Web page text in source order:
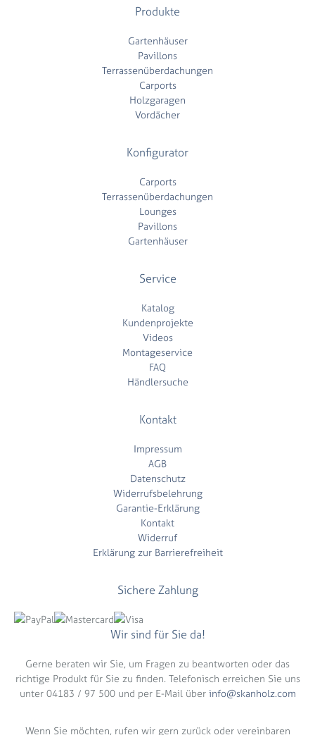
Produkte
Gartenhäuser
Pavillons
Terrassenüberdachungen
Carports
Holzgaragen
Vordächer
Konfigurator
Carports
Terrassenüberdachungen
Lounges
Pavillons
Gartenhäuser
Service
Katalog
Kundenprojekte
Videos
Montageservice
FAQ
Händlersuche
Kontakt
Impressum
AGB
Datenschutz
Widerrufsbelehrung
Garantie-Erklärung
Kontakt
Widerruf
Erklärung zur Barrierefreiheit
Sichere Zahlung
Wir sind für Sie da!
Gerne beraten wir Sie, um Fragen zu beantworten oder das
richtige Produkt für Sie zu finden. Telefonisch erreichen Sie uns
unter 04183 / 97 500 und per E-Mail über info@skanholz.com
Wenn Sie möchten, rufen wir gern zurück oder vereinbaren